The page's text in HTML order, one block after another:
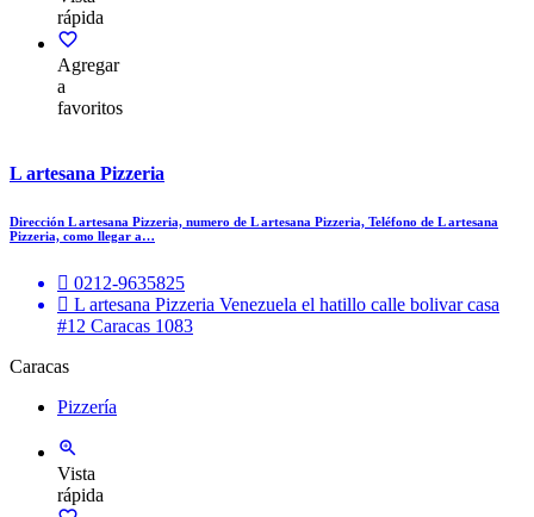
rápida
Agregar
a
favoritos
L artesana Pizzeria
Dirección L artesana Pizzeria, numero de L artesana Pizzeria, Teléfono de L artesana
Pizzeria, como llegar a…
0212-9635825
L artesana Pizzeria Venezuela el hatillo calle bolivar casa
#12 Caracas 1083
Caracas
Pizzería
Vista
rápida